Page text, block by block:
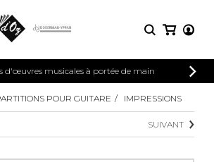
de partitions
et en
CONNEXION
INSCRIPTION
d'œuvres musicales à portée de main
PARTITIONS
Méthodes
POUR GUITARE IMPRESSIONS
SUIVANT